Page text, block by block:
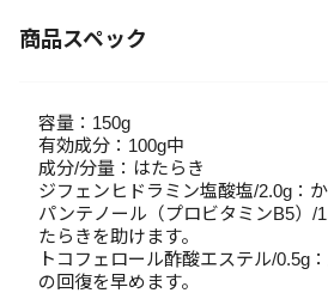
商品スペック
容量：150g
有効成分：100g中
成分/分量：はたらき
ジフェンヒドラミン塩酸塩/2.0g：か
パンテノール（プロビタミンB5）/
たらきを助けます。
トコフェロール酢酸エステル/0.5g
の回復を早めます。